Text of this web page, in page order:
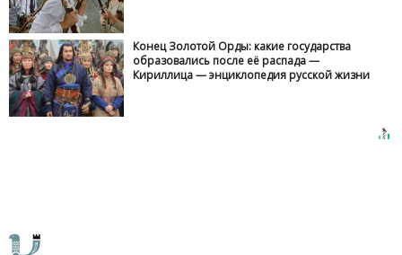
Конец Золотой Орды: какие государства
образовались после её распада —
Кириллица — энциклопедия русской жизни